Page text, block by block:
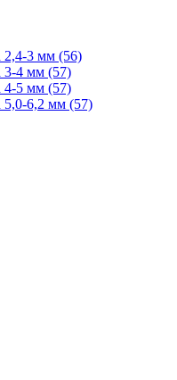
2,4-3 мм (56)
3-4 мм (57)
4-5 мм (57)
5,0-6,2 мм (57)